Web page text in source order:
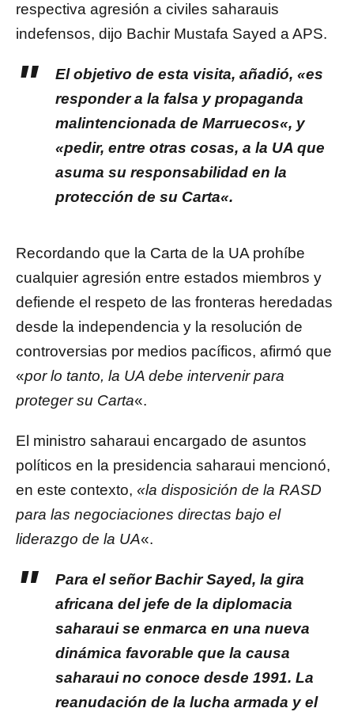
respectiva agresión a civiles saharauis
indefensos, dijo Bachir Mustafa Sayed a APS.
El objetivo de esta visita, añadió, «es
responder a la falsa y propaganda
malintencionada de Marruecos«, y
«pedir, entre otras cosas, a la UA que
asuma su responsabilidad en la
protección de su Carta«.
Recordando que la Carta de la UA prohíbe
cualquier agresión entre estados miembros y
defiende el respeto de las fronteras heredadas
desde la independencia y la resolución de
controversias por medios pacíficos, afirmó que
«por lo tanto, la UA debe intervenir para
proteger su Carta«.
El ministro saharaui encargado de asuntos
políticos en la presidencia saharaui mencionó,
en este contexto, «la disposición de la RASD
para las negociaciones directas bajo el
liderazgo de la UA«.
Para el señor Bachir Sayed, la gira
africana del jefe de la diplomacia
saharaui se enmarca en una nueva
dinámica favorable que la causa
saharaui no conoce desde 1991. La
reanudación de la lucha armada y el